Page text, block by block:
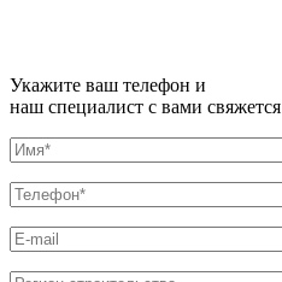
Укажите ваш телефон и
наш специалист с вами свяжется